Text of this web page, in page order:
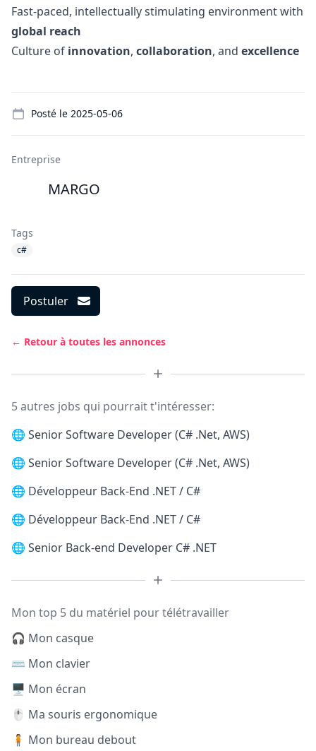
Fast-paced, intellectually stimulating environment with
global reach
Culture of innovation, collaboration, and excellence
Posté le 2025-05-06
Entreprise
MARGO
Tags
c#
Postuler
← Retour à toutes les annonces
5 autres jobs qui pourrait t'intéresser:
🌐 Senior Software Developer (C# .Net, AWS)
🌐 Senior Software Developer (C# .Net, AWS)
🌐 Développeur Back-End .NET / C#
🌐 Développeur Back-End .NET / C#
🌐 Senior Back-end Developer C# .NET
Mon top 5 du matériel pour télétravailler
🎧 Mon casque
⌨️ Mon clavier
🖥️ Mon écran
🖱️ Ma souris ergonomique
🧍 Mon bureau debout